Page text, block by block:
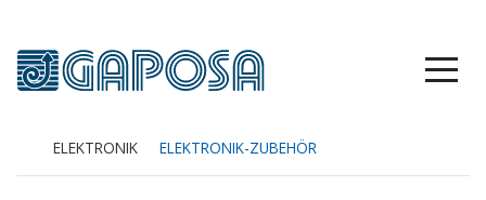
ELEKTRONIK ELEKTRONIK-ZUBEHÖR